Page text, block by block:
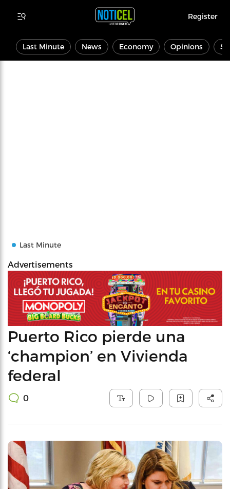
Register
Last Minute News Economy Opinions
Last Minute
Advertisements
Puerto Rico pierde una
‘champion’ en Vivienda
federal
0